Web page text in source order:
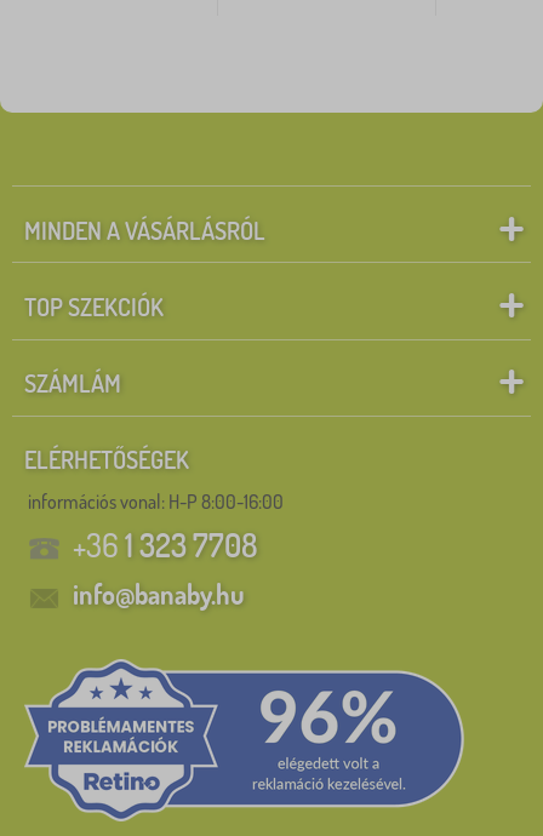
MINDEN A VÁSÁRLÁSRÓL
TOP SZEKCIÓK
SZÁMLÁM
ELÉRHETŐSÉGEK
információs vonal: H-P 8:00-16:00
+361 323 7708
info@banaby.hu